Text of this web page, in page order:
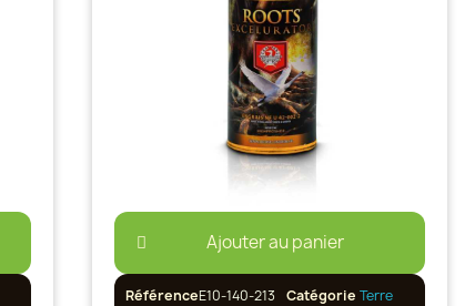
Ajouter au panier
RéférenceE10-140-213 CatégorieTerre